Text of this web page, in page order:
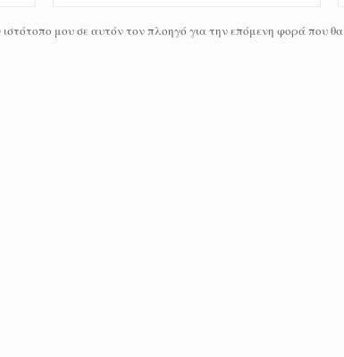
μου σε αυτόν τον πλοηγό για την επόμενη φορά που